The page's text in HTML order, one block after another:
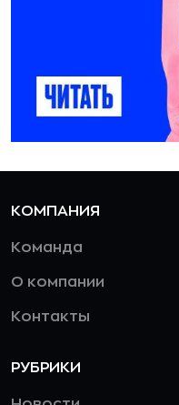
КОМПАНИЯ
Команда
О компании
Контакты
РУБРИКИ